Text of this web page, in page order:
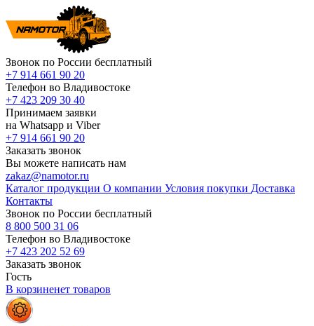
Звонок по России бесплатный
+7 914 661 90 20
Телефон во Владивостоке
+7 423 209 30 40
Принимаем заявки
на Whatsapp и Viber
+7 914 661 90 20
Заказать звонок
Вы можете написать нам
zakaz@namotor.ru
Каталог продукции О компании Условия покупки Доставка
Контакты
Звонок по России бесплатный
8 800 500 31 06
Телефон во Владивостоке
+7 423 202 52 69
Заказать звонок
Гость
В корзиненет товаров